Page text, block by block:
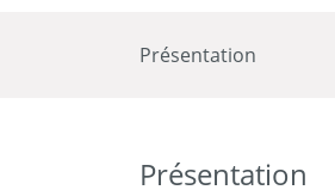
Présentation
Présentation